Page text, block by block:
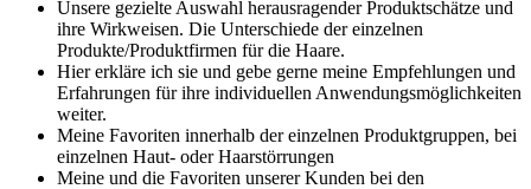
Gesundheitsberater
ONLINE
Anwendungsworkshop
08.04.2024
Menge
Unsere gezielte Auswahl herausragender Produktschätze und
ihre Wirkweisen. Die Unterschiede der einzelnen
Produkte/Produktfirmen für die Haare.
Hier erkläre ich sie und gebe gerne meine Empfehlungen und
Erfahrungen für ihre individuellen Anwendungsmöglichkeiten
weiter.
Meine Favoriten innerhalb der einzelnen Produktgruppen, bei
einzelnen Haut- oder Haarstörrungen
Meine und die Favoriten unserer Kunden bei den